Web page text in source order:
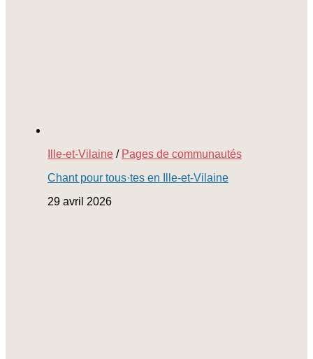
Ille-et-Vilaine / Pages de communautés
Chant pour tous·tes en Ille-et-Vilaine
29 avril 2026